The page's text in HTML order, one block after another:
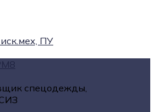
ПУ
спецодежды,